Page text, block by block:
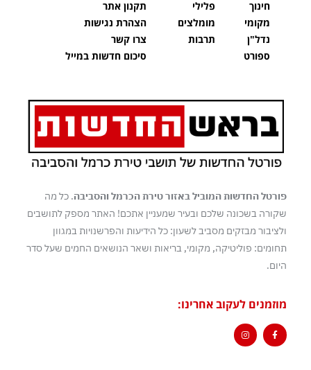
חינוך
מקומי
נדל"ן
ספורט
פלילי
מומלצים
תרבות
תקנון אתר
הצהרת נגישות
צרו קשר
סיכום חדשות במייל
פורטל החדשות המוביל באזור טירת הכרמל והסביבה. כל מה
שקורה בשכונה שלכם ובעיר שמעניין אתכם! האתר מספק לתושבים
ולציבור מבזקים מסביב לשעון: כל הידיעות והפרשנויות במגוון
תחומים: פוליטיקה, מקומי, בריאות ושאר הנושאים החמים שעל סדר
היום.
מוזמנים לעקוב אחרינו: